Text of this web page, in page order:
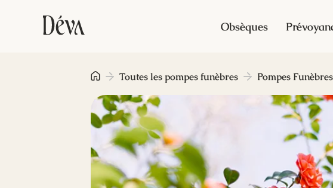
Obsèques
Toutes les pompes funèbres Pompes